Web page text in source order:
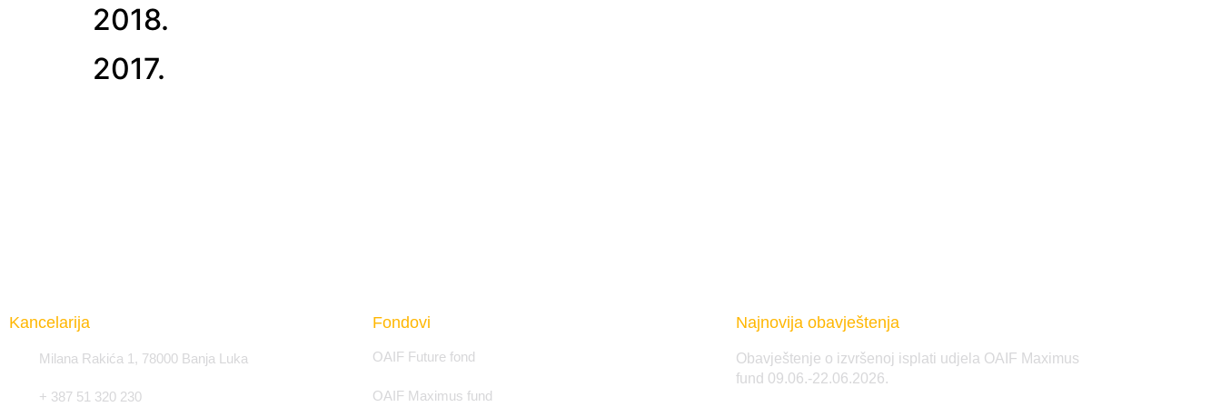
2018.
2017.
Kancelarija
Milana Rakića 1, 78000 Banja Luka
+ 387 51 320 230
Fondovi
OAIF Future fond
OAIF Maximus fund
Najnovija obavještenja
Obavještenje o izvršenoj isplati udjela OAIF Maximus
fund 09.06.-22.06.2026.